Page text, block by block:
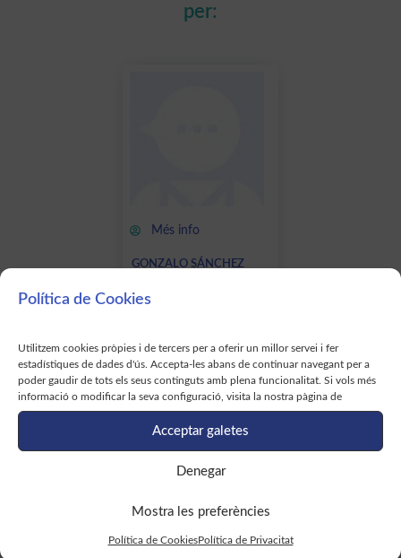
Política de Cookies
Utilitzem cookies pròpies i de tercers per a oferir un millor servei i fer
estadístiques de dades d'ús. Accepta-les abans de continuar navegant per a
poder gaudir de tots els seus continguts amb plena funcionalitat. Si vols més
informació o modificar la seva configuració, visita la nostra pàgina de
Acceptar galetes
Denegar
Mostra les preferències
Política de CookiesPolítica de Privacitat
Activitats
per:
Més info
GONZALO SÁNCHEZ
Barcelonaβeta Brain
Research Center (BBRC).
Hospital del Mar).